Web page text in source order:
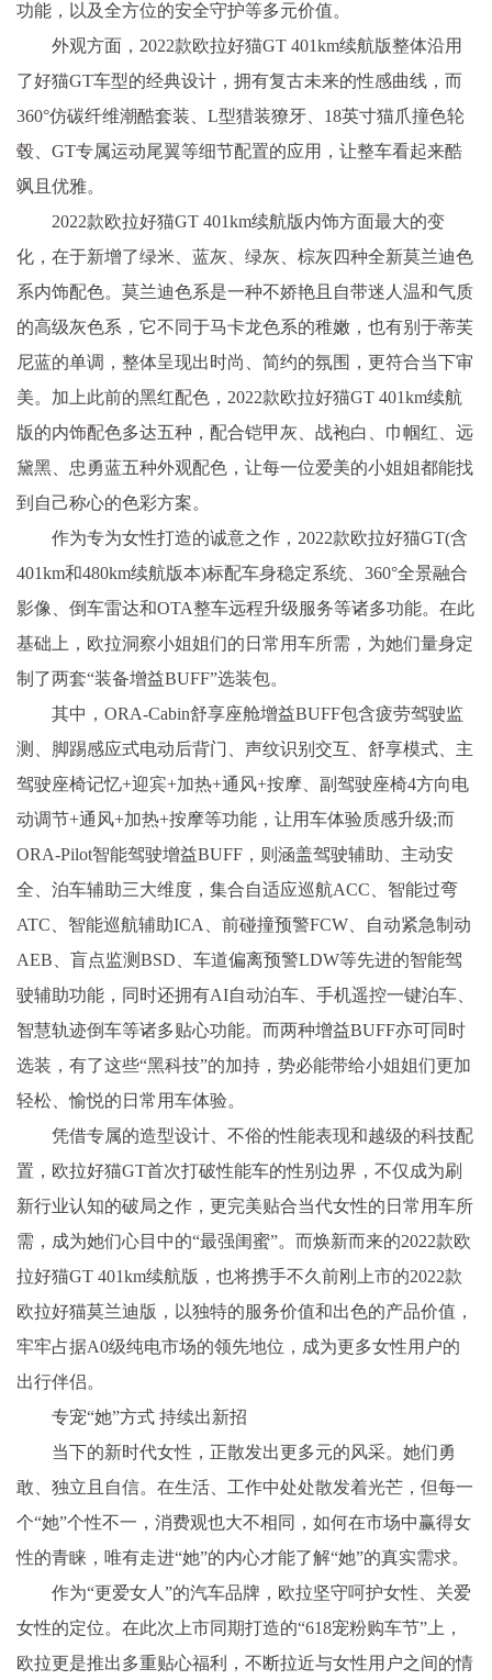
功能，以及全方位的安全守护等多元价值。
外观方面，2022款欧拉好猫GT 401km续航版整体沿用
了好猫GT车型的经典设计，拥有复古未来的性感曲线，而
360°仿碳纤维潮酷套装、L型猎装獠牙、18英寸猫爪撞色轮
毂、GT专属运动尾翼等细节配置的应用，让整车看起来酷
飒且优雅。
2022款欧拉好猫GT 401km续航版内饰方面最大的变
化，在于新增了绿米、蓝灰、绿灰、棕灰四种全新莫兰迪色
系内饰配色。莫兰迪色系是一种不娇艳且自带迷人温和气质
的高级灰色系，它不同于马卡龙色系的稚嫩，也有别于蒂芙
尼蓝的单调，整体呈现出时尚、简约的氛围，更符合当下审
美。加上此前的黑红配色，2022款欧拉好猫GT 401km续航
版的内饰配色多达五种，配合铠甲灰、战袍白、巾帼红、远
黛黑、忠勇蓝五种外观配色，让每一位爱美的小姐姐都能找
到自己称心的色彩方案。
作为专为女性打造的诚意之作，2022款欧拉好猫GT(含
401km和480km续航版本)标配车身稳定系统、360°全景融合
影像、倒车雷达和OTA整车远程升级服务等诸多功能。在此
基础上，欧拉洞察小姐姐们的日常用车所需，为她们量身定
制了两套“装备增益BUFF”选装包。
其中，ORA-Cabin舒享座舱增益BUFF包含疲劳驾驶监
测、脚踢感应式电动后背门、声纹识别交互、舒享模式、主
驾驶座椅记忆+迎宾+加热+通风+按摩、副驾驶座椅4方向电
动调节+通风+加热+按摩等功能，让用车体验质感升级;而
ORA-Pilot智能驾驶增益BUFF，则涵盖驾驶辅助、主动安
全、泊车辅助三大维度，集合自适应巡航ACC、智能过弯
ATC、智能巡航辅助ICA、前碰撞预警FCW、自动紧急制动
AEB、盲点监测BSD、车道偏离预警LDW等先进的智能驾
驶辅助功能，同时还拥有AI自动泊车、手机遥控一键泊车、
智慧轨迹倒车等诸多贴心功能。而两种增益BUFF亦可同时
选装，有了这些“黑科技”的加持，势必能带给小姐姐们更加
轻松、愉悦的日常用车体验。
凭借专属的造型设计、不俗的性能表现和越级的科技配
置，欧拉好猫GT首次打破性能车的性别边界，不仅成为刷
新行业认知的破局之作，更完美贴合当代女性的日常用车所
需，成为她们心目中的“最强闺蜜”。而焕新而来的2022款欧
拉好猫GT 401km续航版，也将携手不久前刚上市的2022款
欧拉好猫莫兰迪版，以独特的服务价值和出色的产品价值，
牢牢占据A0级纯电市场的领先地位，成为更多女性用户的
出行伴侣。
专宠“她”方式 持续出新招
当下的新时代女性 ，正散发出更多元的风采。她们勇
敢、 独立 且自信。在生活、工作中处处散发着光芒，但每一
个“她”个性不一，消费观也大不相同，如何在市场中赢得女
性的青睐，唯有走进“她”的内心才能了解“她”的真实需求。
作为“更爱女人”的汽车品牌，欧拉坚守呵护女性 、关爱
女性的定位。在此次上市同期打造的“618宠粉购车节”上，
欧拉更是推出多重贴心福利，不断拉近与女性用户之间的情